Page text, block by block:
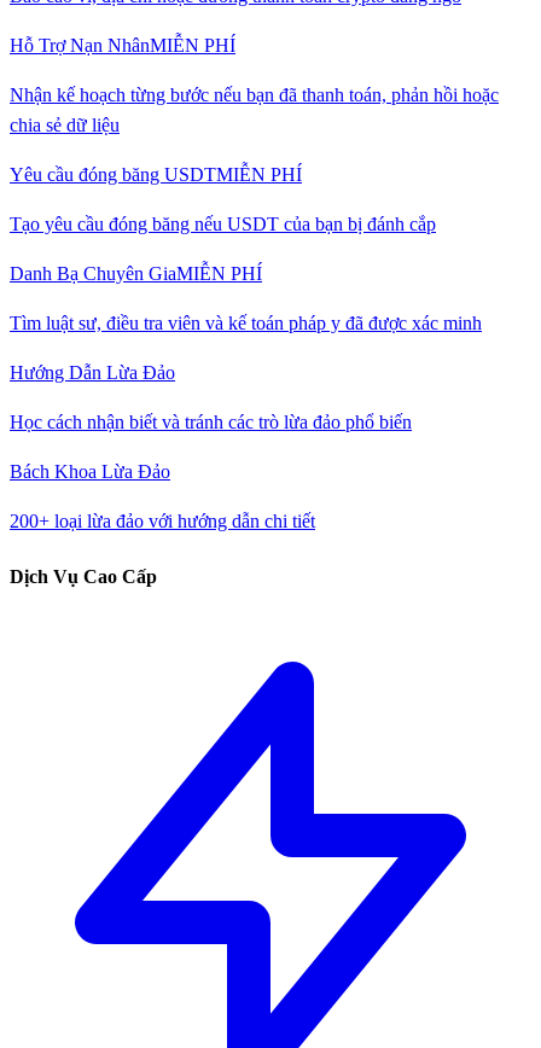
Hỗ Trợ Nạn NhânMIỄN PHÍ
Nhận kế hoạch từng bước nếu bạn đã thanh toán, phản hồi hoặc
chia sẻ dữ liệu
Yêu cầu đóng băng USDTMIỄN PHÍ
Tạo yêu cầu đóng băng nếu USDT của bạn bị đánh cắp
Danh Bạ Chuyên GiaMIỄN PHÍ
Tìm luật sư, điều tra viên và kế toán pháp y đã được xác minh
Hướng Dẫn Lừa Đảo
Học cách nhận biết và tránh các trò lừa đảo phổ biến
Bách Khoa Lừa Đảo
200+ loại lừa đảo với hướng dẫn chi tiết
Dịch Vụ Cao Cấp